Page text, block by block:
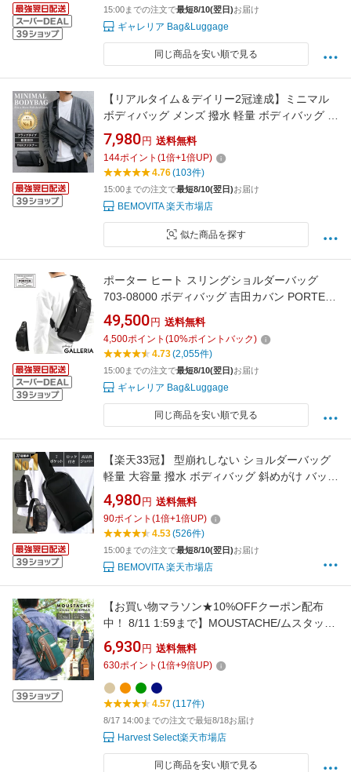
15:00までの注文で最短8/10(翌日)お届け
ギャレリア Bag&Luggage
同じ商品を安い順で見る
【リアルタイム＆デイリー2冠達成】ミニマル
ボディバッグ メンズ 撥水 軽量 ボディバッグ シ
ョルダーバッグ 斜めがけ ミニ コンパクト ミニ
マル ワンショルダー 小さめ 大人 カジュアル き
れいめ 旅行 お出かけ 散歩 サブバッグ バッグイ
ンバッグ ミニマル BEMOVITA YKK
7,980 円 送料無料
144ポイント (1倍+1倍UP)
4.76(103件)
15:00までの注文で最短8/10(翌日)お届け
BEMOVITA 楽天市場店
似た商品を探す
ポーター ヒート スリングショルダーバッグ
703-08000 ボディバッグ 吉田カバン PORTER
HEAT SLING SHOULDER BAG メンズ レディ
ース 斜めがけ かっこいい ワンショルダーバッ
グ マグライト ブランド バッグ おしゃれ 日本製
49,500 円 送料無料
4,500ポイント (10%ポイントバック)
4.73(2,055件)
15:00までの注文で最短8/10(翌日)お届け
ギャレリア Bag&Luggage
同じ商品を安い順で見る
【楽天33冠】 型崩れしない ショルダーバッグ
軽量 大容量 撥水 ボディバッグ 斜めがけ バッグ
ウエストバッグ 肩がけ メンズ オックスフォー
ド おしゃれ かっこいい 丈夫 頑丈 耐久性 軽い
カバン アウトドア キャンプ 社会人 クリスマス
4,980 円 送料無料
90ポイント (1倍+1倍UP)
4.53(526件)
15:00までの注文で最短8/10(翌日)お届け
BEMOVITA 楽天市場店
【お買い物マラソン★10%OFFクーポン配布
中！ 8/11 1:59まで】MOUSTACHE/ムスタッシ
ュ ボディバッグ メンズ/レディース 合皮 ブラッ
ク/ネイビー/キャメル/ベージュ/グリーン 小さめ
YVQ-5985
6,930 円 送料無料
630ポイント (1倍+9倍UP)
4.57(117件)
8/17 14:00までの注文で最短8/18お届け
Harvest Select楽天市場店
同じ商品を安い順で見る